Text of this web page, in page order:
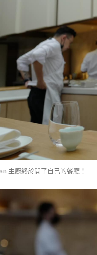
主廚終於開了自己的餐廳！